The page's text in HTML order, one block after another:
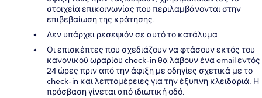
στοιχεία επικοινωνίας που περιλαμβάνονται στην
επιβεβαίωση της κράτησης.
Δεν υπάρχει ρεσεψιόν σε αυτό το κατάλυμα
Οι επισκέπτες που σχεδιάζουν να φτάσουν εκτός του
κανονικού ωραρίου check-in θα λάβουν ένα email εντός
24 ώρες πριν από την άφιξη με οδηγίες σχετικά με το
check-in και λεπτομέρειες για την έξυπνη κλειδαριά. Η
πρόσβαση γίνεται από ιδιωτική οδό.